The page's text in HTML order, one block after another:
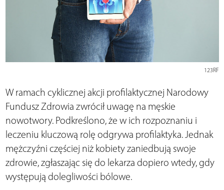
123RF
W ramach cyklicznej akcji profilaktycznej Narodowy
Fundusz Zdrowia zwrócił uwagę na męskie
nowotwory. Podkreślono, że w ich rozpoznaniu i
leczeniu kluczową rolę odgrywa profilaktyka. Jednak
mężczyźni częściej niż kobiety zaniedbują swoje
zdrowie, zgłaszając się do lekarza dopiero wtedy, gdy
występują dolegliwości bólowe.